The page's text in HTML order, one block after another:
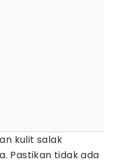
kulit salak
Pastikan tidak ada